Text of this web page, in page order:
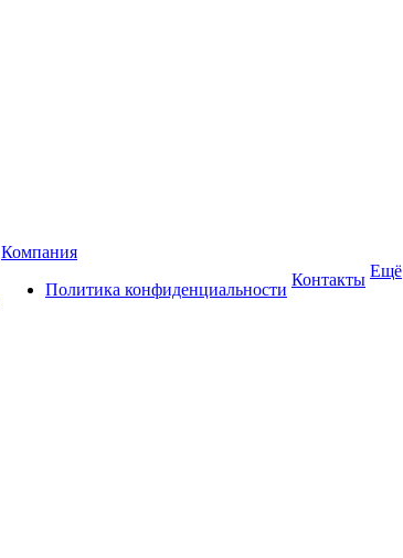
Компания
Политика конфиденциальности
Контакты Ещё